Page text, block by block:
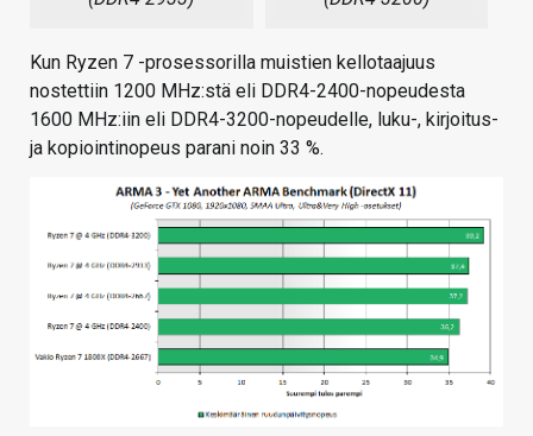
Kun Ryzen 7 -prosessorilla muistien kellotaajuus
nostettiin 1200 MHz:stä eli DDR4-2400-nopeudesta
1600 MHz:iin eli DDR4-3200-nopeudelle, luku-, kirjoitus-
ja kopiointinopeus parani noin 33 %.